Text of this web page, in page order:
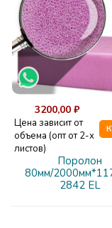
3200,00 ₽
Цена зависит от
объема (опт от 2-х
листов)
Поролон
80мм/
2842 EL